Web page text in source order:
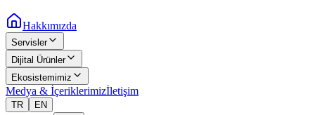
Hakkımızda
Servisler
Dijital Ürünler
Ekosistemimiz
Medya & İçeriklerimizİletişim
TR EN